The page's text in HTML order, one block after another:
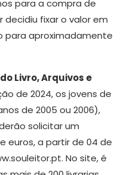
para a compra de
decidiu fixar o valor em
para aproximadamente
Livro, Arquivos e
de 2024, os jovens de
de 2005 ou 2006),
solicitar um
euros, a partir de 04 de
No site, é